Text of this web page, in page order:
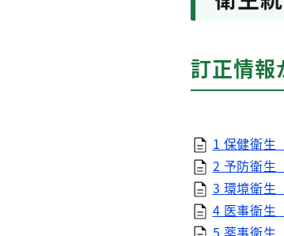
訂正情報
1 保健衛生
2 予防衛生
3 環境衛生
4 医事衛生
5 薬事衛生